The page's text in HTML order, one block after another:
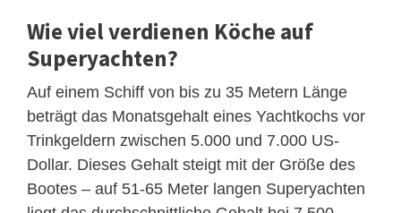
Wie viel verdienen Köche auf
Superyachten?
Auf einem Schiff von bis zu 35 Metern Länge
beträgt das Monatsgehalt eines Yachtkochs vor
Trinkgeldern zwischen 5.000 und 7.000 US-
Dollar. Dieses Gehalt steigt mit der Größe des
Bootes – auf 51-65 Meter langen Superyachten